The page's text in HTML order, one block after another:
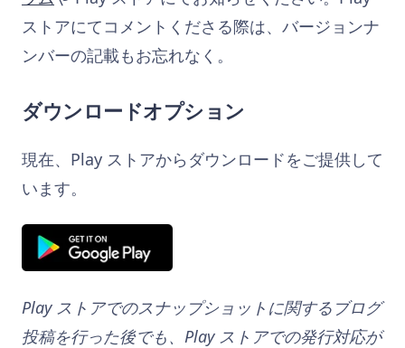
ストアにてコメントくださる際は、バージョンナ
ンバーの記載もお忘れなく。
ダウンロードオプション
現在、Play ストアからダウンロードをご提供して
います。
Play ストアでのスナップショットに関するブログ
投稿を行った後でも、Play ストアでの発行対応が